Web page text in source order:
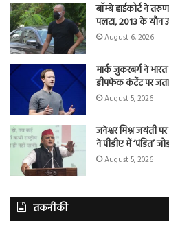
बॉम्बे हाईकोर्ट ने
पलटा, 2013 के यौन
August 6, 2026
मार्क जुकरबर्ग ने
डीपफेक कंटेंट पर
August 5, 2026
जनेश्वर मिश्र जयंती
ने पीडीए में ‘पंडित’
August 5, 2026
तकनीकी